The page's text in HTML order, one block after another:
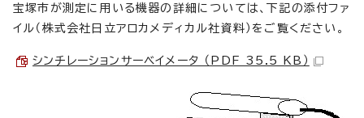
宝塚市が測定に用いる機器の詳細については、下記の添付ファ
イル（株式会社日立アロカメディカル社資料）をご覧ください。
シンチレーションサーベイメータ （PDF 35.5 KB）